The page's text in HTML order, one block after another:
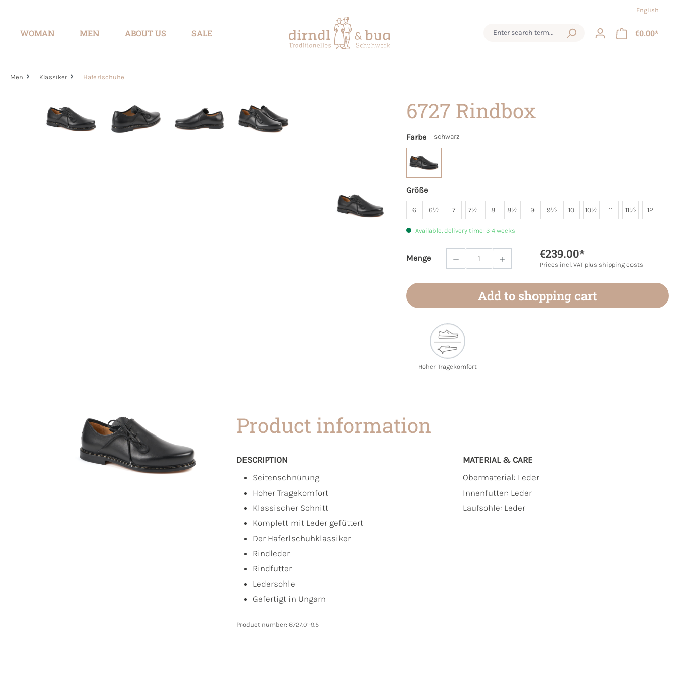
English
WOMAN MEN ABOUT US SALE €0.00*
Men Klassiker Haferlschuhe
6727 Rindbox
Farbe schwarz
Größe
6 6½ 7 7½ 8 8½ 9 9½ 10 10½ 11 11½ 12
Available, delivery time: 3-4 weeks
Menge
Product Quantity: Enter the desired amount or
€239.00*
Prices incl. VAT plus shipping costs
Add to shopping cart
Hoher Tragekomfort
Product information
DESCRIPTION
Seitenschnürung
Hoher Tragekomfort
Klassischer Schnitt
Komplett mit Leder gefüttert
Der Haferlschuhklassiker
Rindleder
Rindfutter
Ledersohle
Gefertigt in Ungarn
MATERIAL & CARE
Obermaterial: Leder
Innenfutter: Leder
Laufsohle: Leder
Product number: 6727.01-9.5